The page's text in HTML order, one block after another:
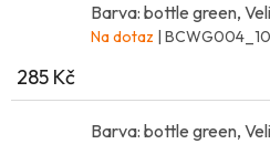
Barva: bottle green,
Na dotaz |
285 Kč
Barva: bottle green,